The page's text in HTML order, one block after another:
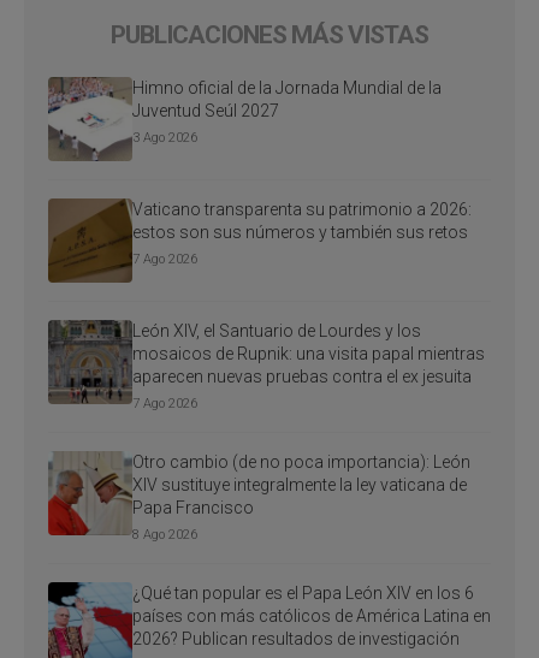
PUBLICACIONES MÁS VISTAS
Himno oficial de la Jornada Mundial de la
Juventud Seúl 2027
3 Ago 2026
Vaticano transparenta su patrimonio a 2026:
estos son sus números y también sus retos
7 Ago 2026
León XIV, el Santuario de Lourdes y los
mosaicos de Rupnik: una visita papal mientras
aparecen nuevas pruebas contra el ex jesuita
7 Ago 2026
Otro cambio (de no poca importancia): León
XIV sustituye integralmente la ley vaticana de
Papa Francisco
8 Ago 2026
¿Qué tan popular es el Papa León XIV en los 6
países con más católicos de América Latina en
2026? Publican resultados de investigación